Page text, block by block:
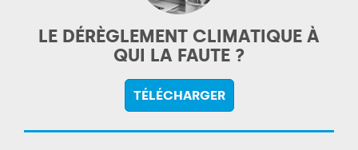
LE DÉRÈGLEMENT CLIMATIQUE À
QUI LA FAUTE ?
TÉLÉCHARGER